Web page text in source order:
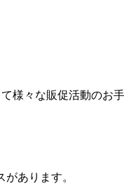
様々な販促活動のお手
あります。